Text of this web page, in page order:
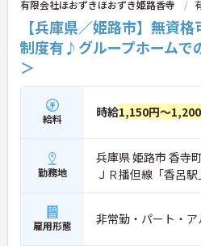
ある方には、面接対策ポイントなど
お話ししますのでお気軽にご相談く
有限会社ほおずきほおずき姫路香寺
【兵庫県／姫路市】無資
制度有♪グループホームで
＞
給料 時給1,150円～
勤務地
兵庫県 姫路市 香寺
ＪＲ播但線「香呂
雇用形態 非常勤・パート・ア